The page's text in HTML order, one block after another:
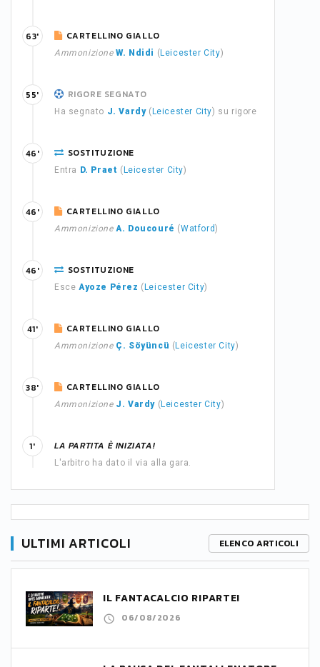
CARTELLINO GIALLO
Ammonizione W. Ndidi ( Leicester City)
63'
RIGORE SEGNATO
Ha segnato J. Vardy( Leicester City) su rigore
55'
SOSTITUZIONE
Entra D. Praet ( Leicester City)
46'
CARTELLINO GIALLO
Ammonizione A. Doucouré (Watford)
46'
SOSTITUZIONE
Esce Ayoze Pérez ( Leicester City)
46'
CARTELLINO GIALLO
Ammonizione Ç. Söyüncü ( Leicester City)
41'
CARTELLINO GIALLO
Ammonizione J. Vardy ( Leicester City)
38'
LA PARTITA È INIZIATA!
L'arbitro ha dato il via alla gara.
1'
ULTIMI ARTICOLI ELENCO ARTICOLI
IL FANTACALCIO RIPARTE!
06/08/2026